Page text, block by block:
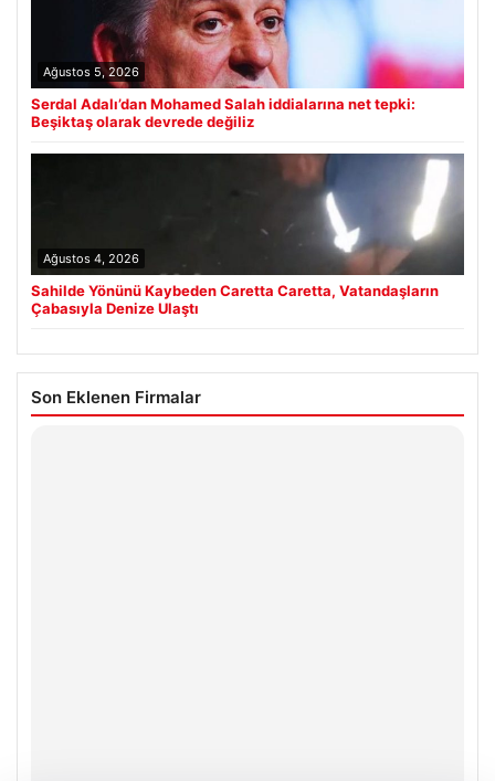
Ağustos 5, 2026
Serdal Adalı’dan Mohamed Salah iddialarına net tepki:
Beşiktaş olarak devrede değiliz
Ağustos 4, 2026
Sahilde Yönünü Kaybeden Caretta Caretta, Vatandaşların
Çabasıyla Denize Ulaştı
Son Eklenen Firmalar